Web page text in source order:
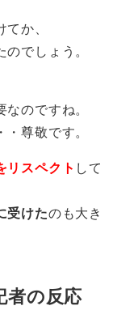
か、
でしょう。
のですね。
尊敬です。
リスペクト して
受けたのも大き
者の反応